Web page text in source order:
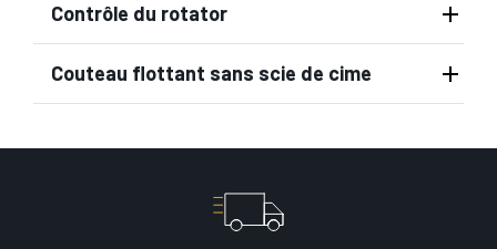
Contrôle du rotator
Couteau flottant sans scie de cime